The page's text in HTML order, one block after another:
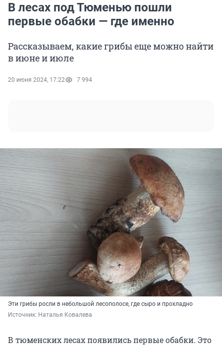
В лесах под Тюменью пошли
первые обабки — где именно
Рассказываем, какие грибы еще можно найти
в июне и июле
20 июня 2024, 17:22 7 994
Эти грибы росли в небольшой лесополосе, где сыро и прохладно
Источник: Наталья Ковалева
В тюменских лесах появились первые обабки. Это